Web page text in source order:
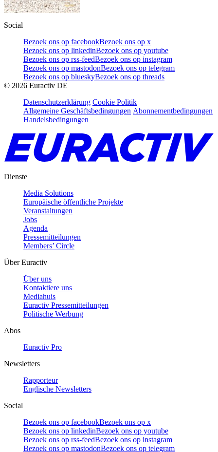
Social
Bezoek ons op facebookBezoek ons op x
Bezoek ons op linkedinBezoek ons op youtube
Bezoek ons op rss-feedBezoek ons op instagram
Bezoek ons op mastodonBezoek ons op telegram
Bezoek ons op blueskyBezoek ons op threads
© 2026 Euractiv DE
Datenschutzerklärung Cookie Politik
Allgemeine Geschäftsbedingungen Abonnementbedingungen
Handelsbedingungen
Dienste
Media Solutions
Europäische öffentliche Projekte
Veranstaltungen
Jobs
Agenda
Pressemitteilungen
Members’ Circle
Über Euractiv
Über uns
Kontaktiere uns
Mediahuis
Euractiv Pressemitteilungen
Politische Werbung
Abos
Euractiv Pro
Newsletters
Rapporteur
Englische Newsletters
Social
Bezoek ons op facebookBezoek ons op x
Bezoek ons op linkedinBezoek ons op youtube
Bezoek ons op rss-feedBezoek ons op instagram
Bezoek ons op mastodonBezoek ons op telegram